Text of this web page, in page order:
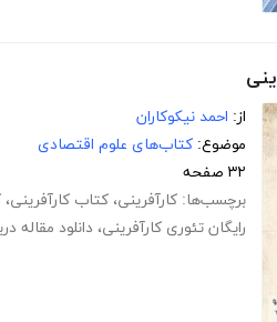
از: احمد نیکوکاران
موضوع: کتاب‌های علوم اقتصادی
۳۲ صفحه
برچسب‌ها: کارآفرینی، کتاب کارآفرینی،
رایگان تئوری کارآفرینی، دانلود مقاله